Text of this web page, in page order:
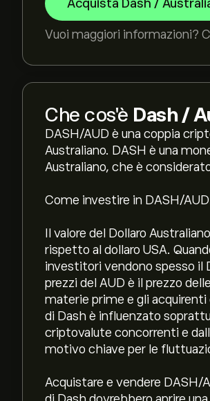
Acquista Dash /
Vuoi maggiori informazioni?
Che cos'è Dash /
DASH/AUD è una coppia
Australiano. DASH è una
Australiano, che è
Come investire in DASH/
Il valore del Dollaro
rispetto al dollaro USA.
investitori vendono spesso il
prezzi del AUD è il prezzo
materie prime e gli acquirenti
di Dash è influenzato
criptovalute concorrenti e
motivo chiave per le
Acquistare e vendere DASH/